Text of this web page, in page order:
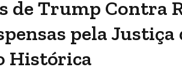
de Trump Contra
pela Justiça
Histórica